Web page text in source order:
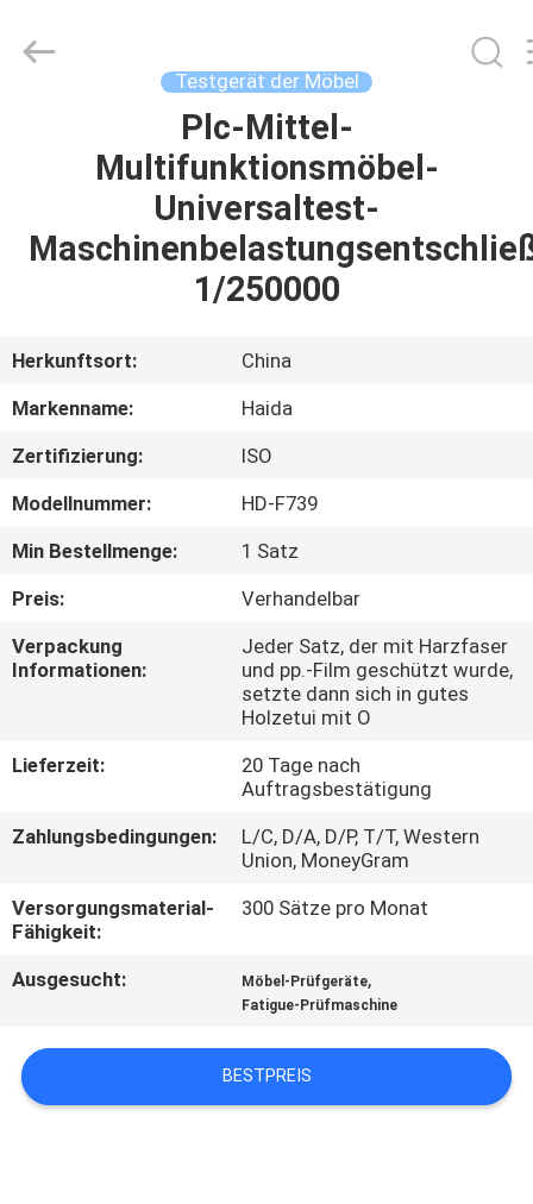
HAUSE
PRODUKTE
VR-
ÜBER
UNS
WERKSBESICHTIGUNG
QUALITÄTSKONTROLLE
KONTAKTIEREN
SIE
NEUIGKEITEN
RECHTSSACHEN
SITEMAP
Ltd..
Testgerät der Möbel
Plc-Mittel-
Multifunktionsmöbel-
Universaltest-
1/250000
Herkunftsort:
China
Markenname:
Haida
Zertifizierung:
ISO
Modellnummer:
HD-F739
Min Bestellmenge:
1 Satz
Preis:
Verhandelbar
Verpackung
Informationen:
Jeder Satz, der mit Harzfaser
und pp.-Film geschützt wurde,
setzte dann sich in gutes
Holzetui mit O
Lieferzeit:
20 Tage nach
Auftragsbestätigung
Zahlungsbedingungen:
L/C, D/A, D/P, T/T, Western
Union, MoneyGram
Versorgungsmaterial-
Fähigkeit:
300 Sätze pro Monat
Ausgesucht: Möbel-Prüfgeräte,
Fatigue-Prüfmaschine
BESTPREIS